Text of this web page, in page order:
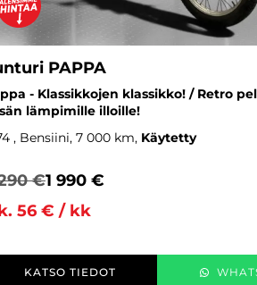
PAPPA
- Klassikkojen klassikko! / Retro
lämpimille illoille!
, Bensiini, 7 000 km Käytetty
€1 990 €
56 € / kk
KATSO TIEDOT